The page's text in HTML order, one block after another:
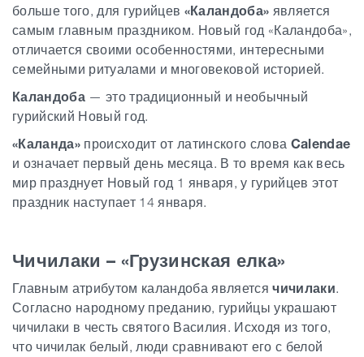
Транспорт
Развлечения
Гиды
больше того, для гурийцев «Каландоба» является
самым главным праздником. Новый год «Каландоба»,
отличается своими особенностями, интересными
семейными ритуалами и многовековой историей.
Каландоба— это традиционный и необычный
гурийский Новый год.
«Каланда»происходит от латинского слова Calendae
и означает первый день месяца. В то время как весь
мир празднует Новый год 1 января, у гурийцев этот
праздник наступает 14 января.
Чичилаки – «Грузинская елка»
Главным атрибутом каландоба являетсячичилаки.
Согласно народному преданию, гурийцы украшают
чичилаки в честь святого Василия. Исходя из того,
что чичилак белый, люди сравнивают его с белой